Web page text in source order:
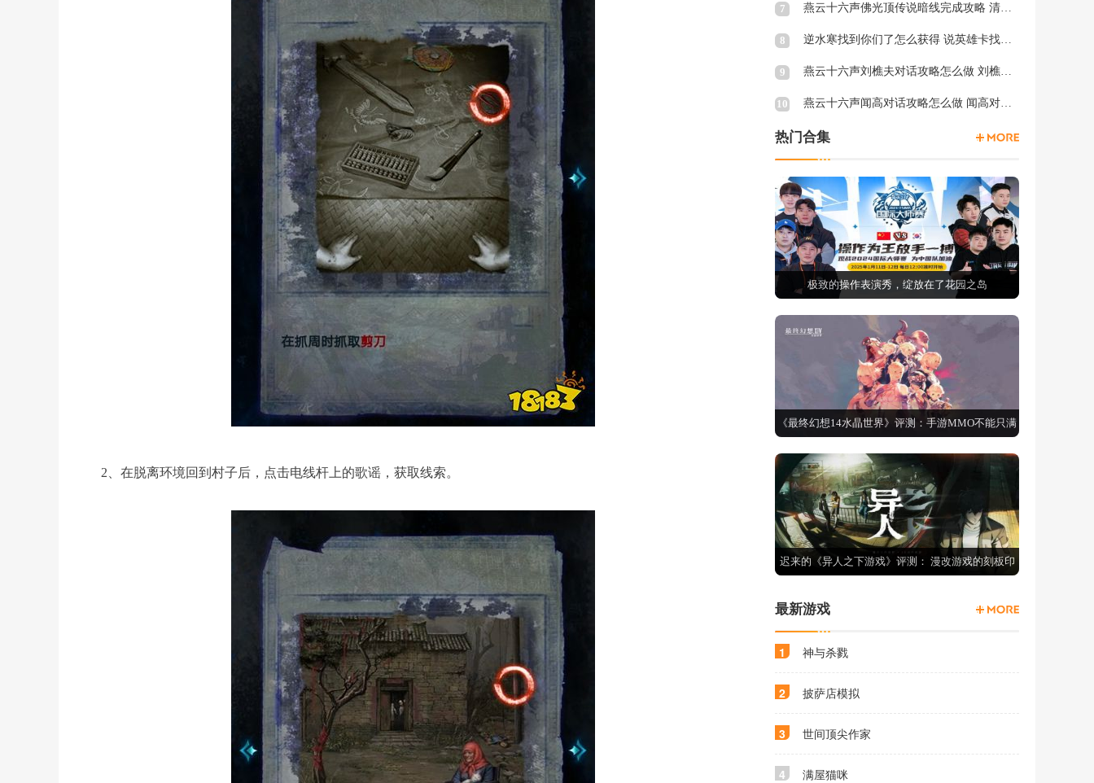
2、在脱离环境回到村子后，点击电线杆上的歌谣，获取线索。
7 燕云十六声佛光顶传说暗线完成攻略 清河佛光顶传说暗涌怎么触发
8 逆水寒找到你们了怎么获得 说英雄卡找到你们了获得方法
9 燕云十六声刘樵夫对话攻略怎么做 刘樵夫对话结交攻略一览
10 燕云十六声闻高对话攻略怎么做 闻高对话结交攻略一览
热门合集
极致的操作表演秀，绽放在了花园之岛
《最终幻想14水晶世界》评测：手游MMO不能只满
足于还原端游
迟来的《异人之下游戏》评测： 漫改游戏的刻板印
最新游戏
1 神与杀戮
2 披萨店模拟
3 世间顶尖作家
4 满屋猫咪